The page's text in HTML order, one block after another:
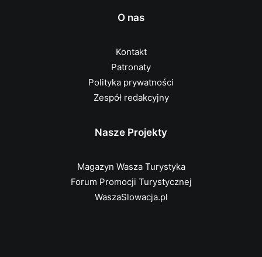
O nas
Kontakt
Patronaty
Polityka prywatności
Zespół redakcyjny
Nasze Projekty
Magazyn Wasza Turystyka
Forum Promocji Turystycznej
WaszaSlowacja.pl